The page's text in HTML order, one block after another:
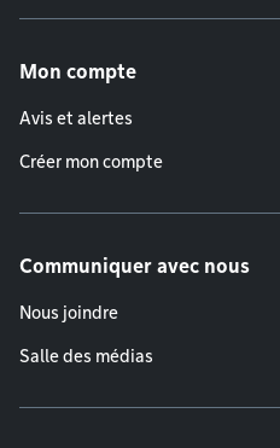
Mon compte
Avis et alertes
Créer mon compte
Communiquer avec nous
Nous joindre
Salle des médias